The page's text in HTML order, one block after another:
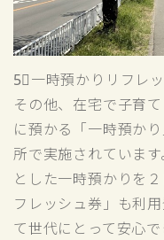
5⃣一時預かりリフレ
その他、在宅で子育
に預かる「一時預か
所で実施されていま
とした一時預かりを
フレッシュ券」も利
て世代にとって安心